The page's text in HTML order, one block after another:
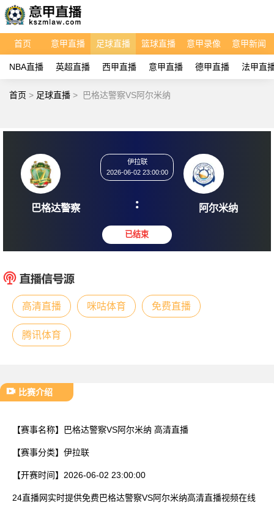
首页 意甲直播 足球直播 篮球直播 意甲录像 意甲新闻
NBA直播 英超直播 西甲直播 意甲直播 德甲直播 法甲直
首页 > 足球直播 > 巴格达警察VS阿尔米纳
巴格达警察
2026-06-02 23:00:00
: 阿尔
高清直播 咪咕体育 免费直播
腾讯体育
比赛介绍
【赛事名称】 巴格达警察VS阿尔米纳 高清直播
【赛事分类】 伊拉联
【开赛时间】 2026-06-02 23:00:00
24直播网实时提供免费巴格达警察VS阿尔米纳高清直播视频在线